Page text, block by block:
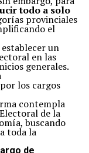
todo a solo
provinciales
el
un
en las
generales.
los cargos
contempla
de la
buscando
toda la
de